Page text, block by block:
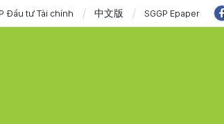
Đầu tư Tài chính 中文版 SGGP Epaper